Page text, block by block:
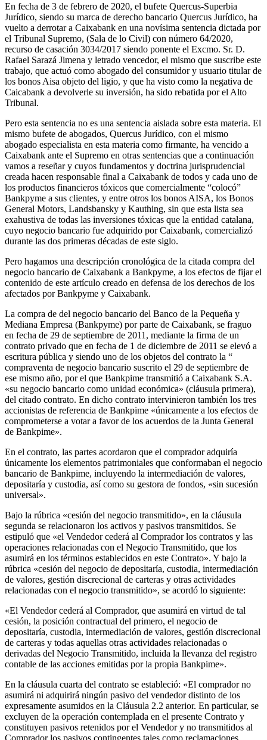
En fecha de 3 de febrero de 2020, el bufete Quercus-Superbia
Jurídico, siendo su marca de derecho bancario Quercus Jurídico, ha
vuelto a derrotar a Caixabank en una novísima sentencia dictada por
el Tribunal Supremo, (Sala de lo Civil) con número 64/2020,
recurso de casación 3034/2017 siendo ponente el Excmo. Sr. D.
Rafael Sarazá Jimena y letrado vencedor, el mismo que suscribe este
trabajo, que actuó como abogado del consumidor y usuario titular de
los bonos Aisa objeto del ligio, y que ha visto como la negativa de
Caicabank a devolverle su inversión, ha sido rebatida por el Alto
Tribunal.
Pero esta sentencia no es una sentencia aislada sobre esta materia. El
mismo bufete de abogados, Quercus Jurídico, con el mismo
abogado especialista en esta materia como firmante, ha vencido a
Caixabank ante el Supremo en otras sentencias que a continuación
vamos a reseñar y cuyos fundamentos y doctrina jurisprudencial
creada hacen responsable final a Caixabank de todos y cada uno de
los productos financieros tóxicos que comercialmente “colocó”
Bankpyme a sus clientes, y entre otros los bonos AISA, los Bonos
General Motors, Landsbansky y Kauthing, sin que esta lista sea
exahustiva de todas las inversiones tóxicas que la entidad catalana,
cuyo negocio bancario fue adquirido por Caixabank, comercializó
durante las dos primeras décadas de este siglo.
Pero hagamos una descripción cronológica de la citada compra del
negocio bancario de Caixabank a Bankpyme, a los efectos de fijar el
contenido de este artículo creado en defensa de los derechos de los
afectados por Bankpyme y Caixabank.
La compra de del negocio bancario del Banco de la Pequeña y
Mediana Empresa (Bankpyme) por parte de Caixabank, se fraguo
en fecha de 29 de septiembre de 2011, mediante la firma de un
contrato privado que en fecha de 1 de diciembre de 2011 se elevó a
escritura pública y siendo uno de los objetos del contrato la “
compraventa de negocio bancario suscrito el 29 de septiembre de
ese mismo año, por el que Bankpime transmitió a Caixabank S.A.
«su negocio bancario como unidad económica» (cláusula primera),
del citado contrato. En dicho contrato intervinieron también los tres
accionistas de referencia de Bankpime «únicamente a los efectos de
comprometerse a votar a favor de los acuerdos de la Junta General
de Bankpime».
En el contrato, las partes acordaron que el comprador adquiría
únicamente los elementos patrimoniales que conformaban el negocio
bancario de Bankpime, incluyendo la intermediación de valores,
depositaría y custodia, así como su gestora de fondos, «sin sucesión
universal».
Bajo la rúbrica «cesión del negocio transmitido», en la cláusula
segunda se relacionaron los activos y pasivos transmitidos. Se
estipuló que «el Vendedor cederá al Comprador los contratos y las
operaciones relacionadas con el Negocio Transmitido, que los
asumirá en los términos establecidos en este Contrato». Y bajo la
rúbrica «cesión del negocio de depositaría, custodia, intermediación
de valores, gestión discrecional de carteras y otras actividades
relacionadas con el negocio transmitido», se acordó lo siguiente:
«El Vendedor cederá al Comprador, que asumirá en virtud de tal
cesión, la posición contractual del primero, el negocio de
depositaría, custodia, intermediación de valores, gestión discrecional
de carteras y todas aquellas otras actividades relacionadas o
derivadas del Negocio Transmitido, incluida la llevanza del registro
contable de las acciones emitidas por la propia Bankpime».
En la cláusula cuarta del contrato se estableció: «El comprador no
asumirá ni adquirirá ningún pasivo del vendedor distinto de los
expresamente asumidos en la Cláusula 2.2 anterior. En particular, se
excluyen de la operación contemplada en el presente Contrato y
constituyen pasivos retenidos por el Vendedor y no transmitidos al
Comprador los pasivos contingentes tales como reclamaciones